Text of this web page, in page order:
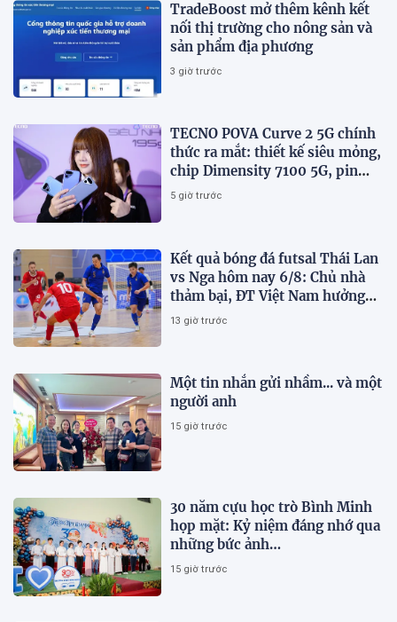
TradeBoost mở thêm kênh kết
nối thị trường cho nông sản và
sản phẩm địa phương
3 giờ trước
TECNO POVA Curve 2 5G chính
thức ra mắt: thiết kế siêu mỏng,
chip Dimensity 7100 5G, pin
8000mAh
5 giờ trước
Kết quả bóng đá futsal Thái Lan
vs Nga hôm nay 6/8: Chủ nhà
thảm bại, ĐT Việt Nam hưởng
lợi lớn
13 giờ trước
Một tin nhắn gửi nhầm... và một
người anh
15 giờ trước
30 năm cựu học trò Bình Minh
họp mặt: Kỷ niệm đáng nhớ qua
những bức ảnh…
15 giờ trước